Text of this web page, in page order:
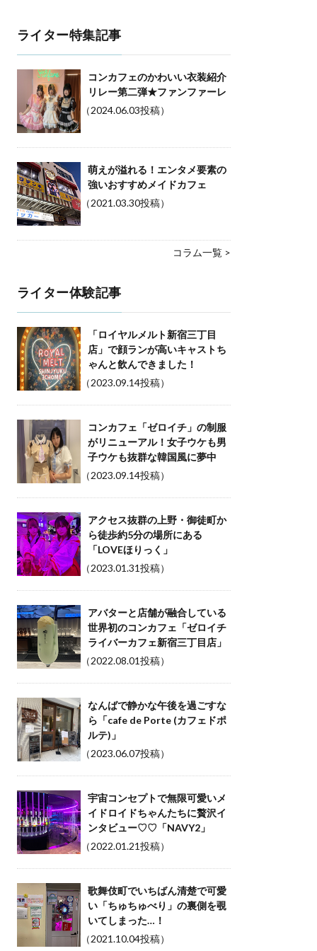
ライター特集記事
コンカフェのかわいい衣装紹介
リレー第二弾★ファンファーレ
（2024.06.03投稿）
萌えが溢れる！エンタメ要素の
強いおすすめメイドカフェ
（2021.03.30投稿）
コラム一覧 >
ライター体験記事
「ロイヤルメルト新宿三丁目
店」で顔ランが高いキャストち
ゃんと飲んできました！
（2023.09.14投稿）
コンカフェ「ゼロイチ」の制服
がリニューアル！女子ウケも男
子ウケも抜群な韓国風に夢中
（2023.09.14投稿）
アクセス抜群の上野・御徒町か
ら徒歩約5分の場所にある
「LOVEほりっく」
（2023.01.31投稿）
アバターと店舗が融合している
世界初のコンカフェ「ゼロイチ
ライバーカフェ新宿三丁目店」
（2022.08.01投稿）
なんばで静かな午後を過ごすな
ら「cafe de Porte (カフェドポ
ルテ)」
（2023.06.07投稿）
宇宙コンセプトで無限可愛いメ
イドロイドちゃんたちに贅沢イ
ンタビュー♡♡「NAVY2」
（2022.01.21投稿）
歌舞伎町でいちばん清楚で可愛
い「ちゅちゅべり」の裏側を覗
いてしまった…！
（2021.10.04投稿）